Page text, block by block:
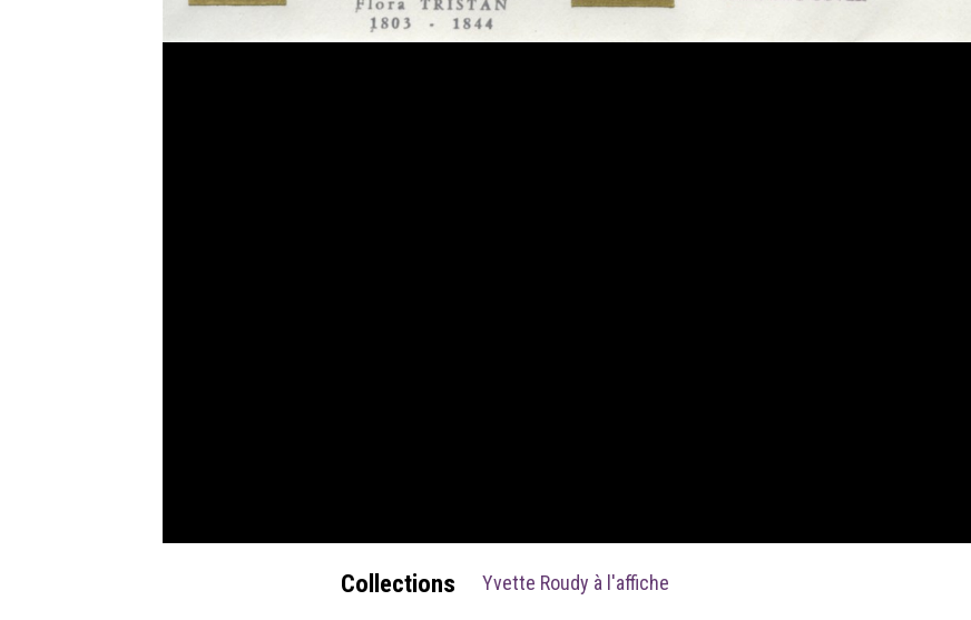
Collections Yvette Roudy à l'affiche